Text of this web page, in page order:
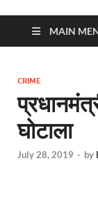
MAIN
CRIME
घोटाला
July 28, 2019 - by